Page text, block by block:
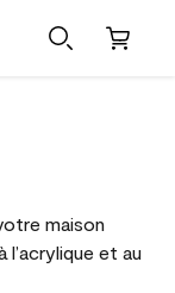
maison
l’acrylique et au